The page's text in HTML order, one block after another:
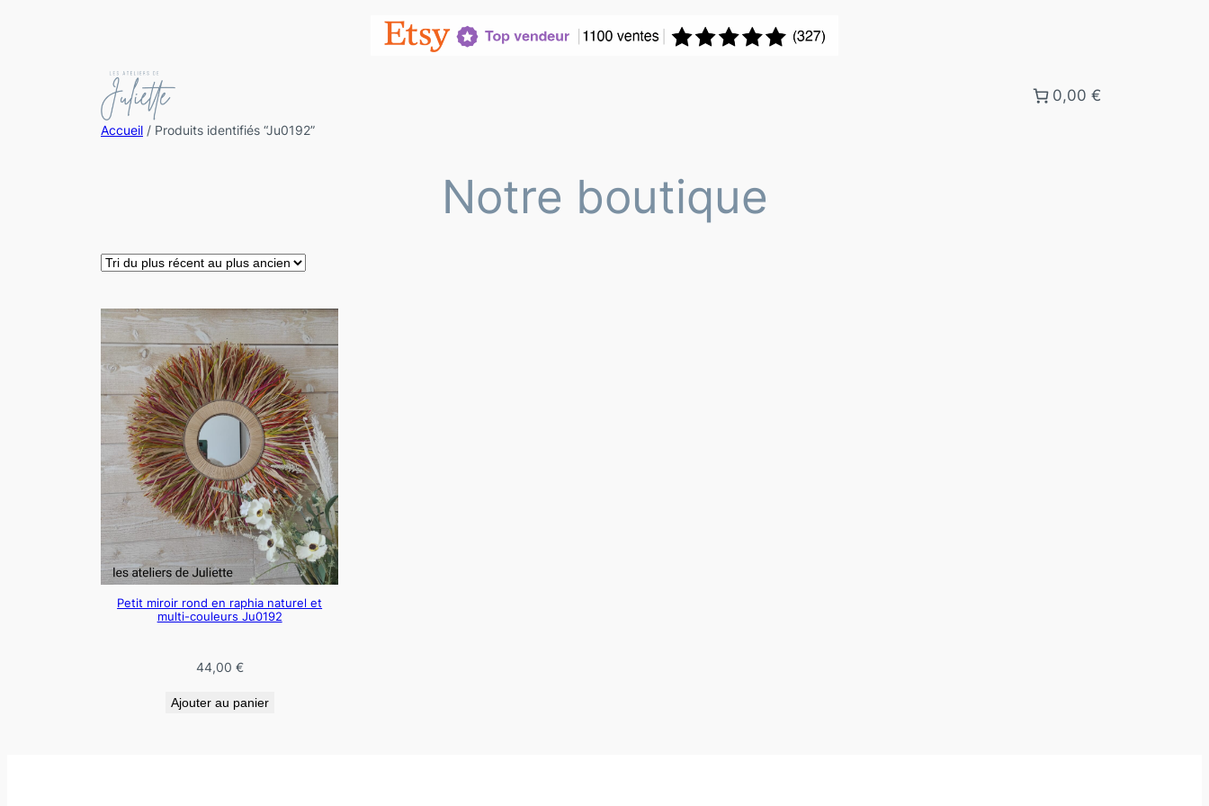
0,00 €
Accueil / Produits identifiés “Ju0192”
Notre boutique
Petit miroir rond en raphia naturel et
multi-couleurs Ju0192
44,00 €
Ajouter au panier